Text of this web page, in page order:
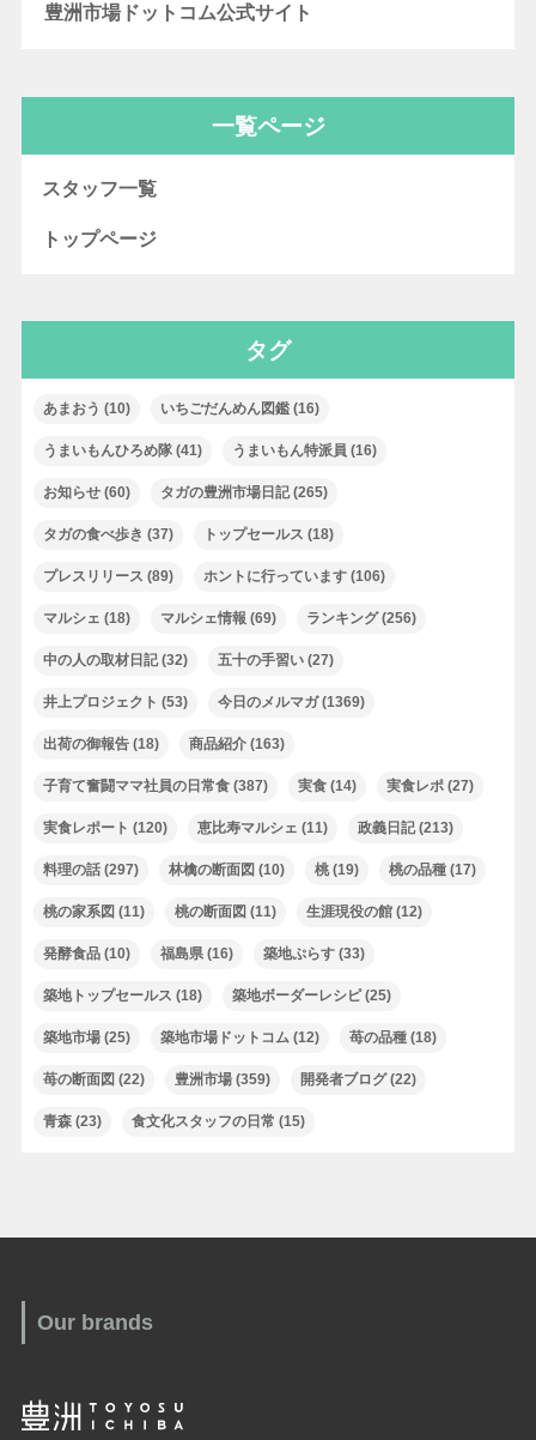
豊洲市場ドットコム公式サイト
一覧ページ
スタッフ一覧
トップページ
タグ
あまおう (10) いちごだんめん図鑑(16)
うまいもんひろめ隊(41) うまいもん特派員 (16)
お知らせ(60) タガの豊洲市場日記(265)
タガの食べ歩き (37) トップセールス (18)
プレスリリース (89) ホントに行っています(106)
マルシェ (18) マルシェ情報 (69) ランキング(256)
中の人の取材日記(32) 五十の手習い(27)
井上プロジェクト (53) 今日のメルマガ(1369)
出荷の御報告(18) 商品紹介(163)
子育て奮闘ママ社員の日常食(387) 実食(14) 実食レポ(27)
実食レポート (120) 恵比寿マルシェ (11) 政義日記(213)
料理の話(297) 林檎の断面図 (10) 桃(19) 桃の品種(17)
桃の家系図 (11) 桃の断面図 (11) 生涯現役の館(12)
発酵食品(10) 福島県(16) 築地ぷらす(33)
築地トップセールス (18) 築地ボーダーレシピ(25)
築地市場(25) 築地市場ドットコム (12) 苺の品種(18)
苺の断面図 (22) 豊洲市場(359) 開発者ブログ(22)
青森(23) 食文化スタッフの日常 (15)
Our brands